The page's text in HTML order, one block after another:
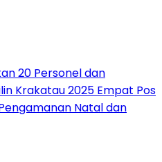
20 Personel dan
Krakatau 2025 Empat Pos
Natal dan